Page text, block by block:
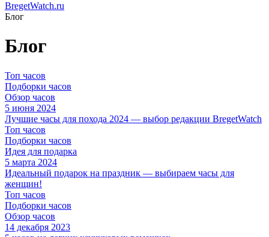
BregetWatch.ru
Блог
Блог
Топ часов
Подборки часов
Обзор часов
5 июня 2024
Лучшие часы для похода 2024 — выбор редакции BregetWatch
Топ часов
Подборки часов
Идея для подарка
5 марта 2024
Идеальный подарок на праздник — выбираем часы для
женщин!
Топ часов
Подборки часов
Обзор часов
14 декабря 2023